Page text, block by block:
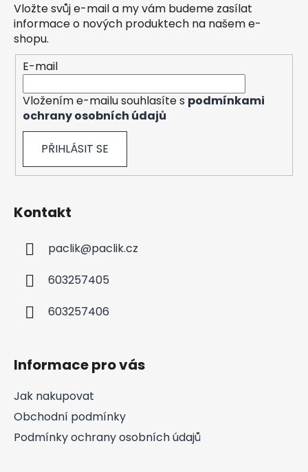
Vložte svůj e-mail a my vám budeme zasílat
informace o nových produktech na našem e-
shopu.
E-mail
Vložením e-mailu souhlasíte s podmínkami
ochrany osobních údajů
PŘIHLÁSIT SE
Kontakt
paclik@paclik.cz
603257405
603257406
Informace pro vás
Jak nakupovat
Obchodní podmínky
Podmínky ochrany osobních údajů